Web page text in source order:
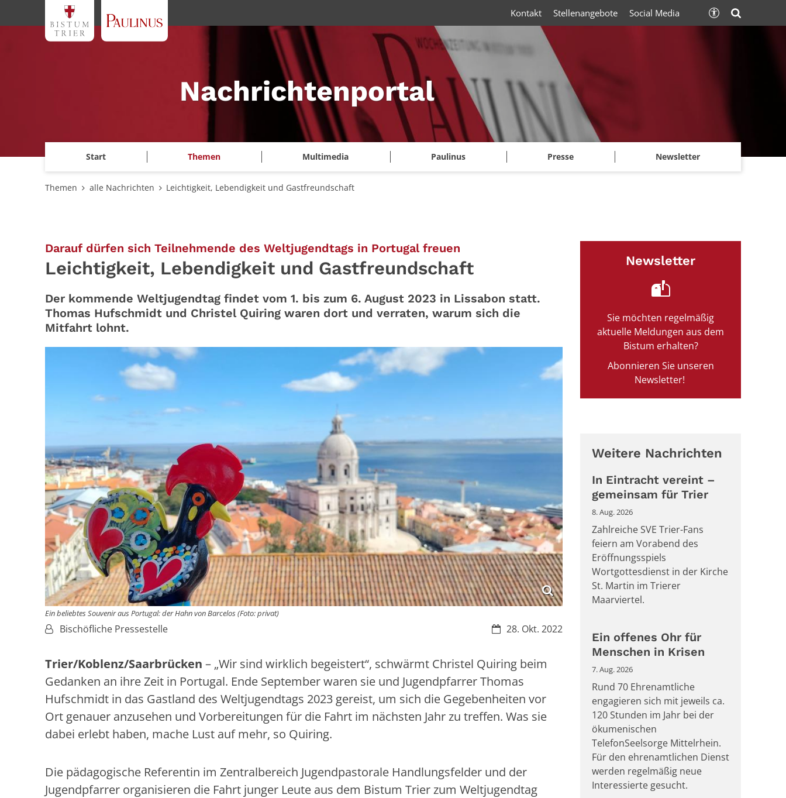
Zum Inhalt springen
Nachrichtenportal
Start Themen Multimedia Paulinus Presse Newsletter
Kontakt Stellenangebote Social Media
Themen alle Nachrichten Leichtigkeit, Lebendigkeit und Gastfreundschaft
Darauf dürfen sich Teilnehmende des Weltjugendtags in Portugal freuen
Leichtigkeit, Lebendigkeit und Gastfreundschaft
Der kommende Weltjugendtag findet vom 1. bis zum 6. August 2023 in Lissabon statt.
Thomas Hufschmidt und Christel Quiring waren dort und verraten, warum sich die
Mitfahrt lohnt.
Ein beliebtes Souvenir aus Portugal: der Hahn von Barcelos (Foto: privat)
Datum:
28. Okt. 2022
Von:Bischöfliche Pressestelle
Trier/Koblenz/Saarbrücken – „Wir sind wirklich begeistert“, schwärmt Christel Quiring beim
Gedanken an ihre Zeit in Portugal. Ende September waren sie und Jugendpfarrer Thomas
Hufschmidt in das Gastland des Weltjugendtags 2023 gereist, um sich die Gegebenheiten vor
Ort genauer anzusehen und Vorbereitungen für die Fahrt im nächsten Jahr zu treffen. Was sie
dabei erlebt haben, mache Lust auf mehr, so Quiring.
Die pädagogische Referentin im Zentralbereich Jugendpastorale Handlungsfelder und der
Jugendpfarrer organisieren die Fahrt junger Leute aus dem Bistum Trier zum Weltjugendtag
Newsletter
Sie möchten regelmäßig
aktuelle Meldungen aus dem
Bistum erhalten?
Abonnieren Sie unseren
Newsletter!
Weitere Nachrichten
In Eintracht vereint –
gemeinsam für Trier
8. Aug. 2026
Zahlreiche SVE Trier-Fans
feiern am Vorabend des
Eröffnungsspiels
Wortgottesdienst in der Kirche
St. Martin im Trierer
Maarviertel.
Ein offenes Ohr für
Menschen in Krisen
7. Aug. 2026
Rund 70 Ehrenamtliche
engagieren sich mit jeweils ca.
120 Stunden im Jahr bei der
ökumenischen
TelefonSeelsorge Mittelrhein.
Für den ehrenamtlichen Dienst
werden regelmäßig neue
Interessierte gesucht.